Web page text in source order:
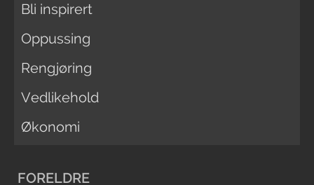
Bli inspirert
Oppussing
Rengjøring
Vedlikehold
Økonomi
FORELDRE